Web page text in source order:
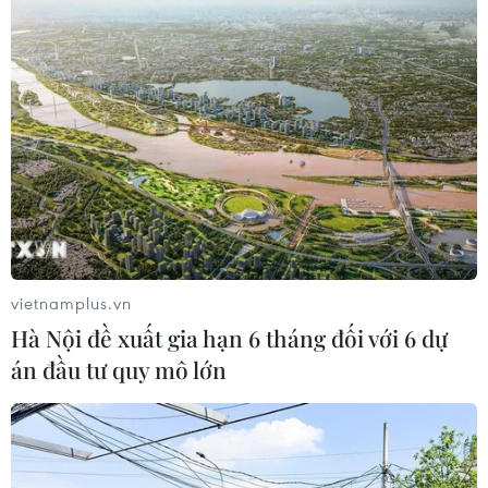
Bộ Y tế : Trên 22% người trưởng
thành thiếu vận động thể lực
31/07/2026 04:10
TP Hồ Chí Minh đồng hành để trẻ
mắc bệnh hiểm nghèo không lỡ cơ
hội học tập và điều trị
Xem thêm
vietnamplus.vn
Hà Nội đề xuất gia hạn 6 tháng đối với 6 dự
án đầu tư quy mô lớn